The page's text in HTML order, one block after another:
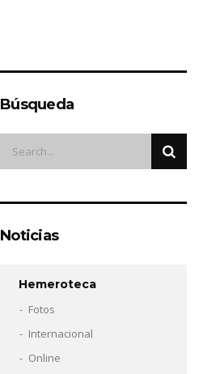
Búsqueda
Noticias
Hemeroteca
Fotos
Internacional
Online